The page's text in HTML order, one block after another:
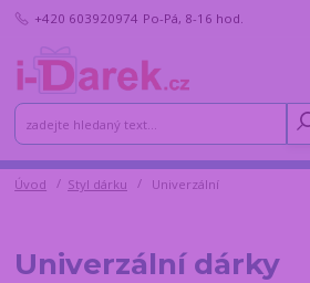
+420 603920974 Po-Pá, 8-16 hod.
Úvod Styl dárku Univerzální
Univerzální dárky